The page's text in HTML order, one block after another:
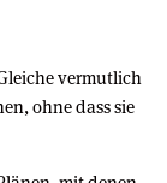
vermutlich
ohne dass sie